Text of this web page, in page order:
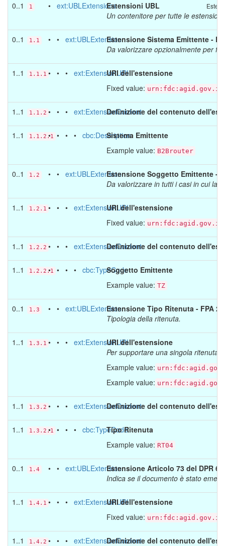
0..1 1 • ext:UBLExtensionsEstensioni UBL
Un contenitore per tutte le
0..1 1.1 • • ext:UBLExtensionEstensione Sistema Emittente -
Da valorizzare opzionalmente per
1..1 1.1.1 • • • ext:ExtensionURIURI dell'estensione
Fixed value:
1..1 1.1.2 • • • ext:ExtensionContent
Definizione del contenuto
1..1 1.1.2.1• • • • cbc:DescriptionSistema Emittente
Example value: B2Brouter
0..1 1.2 • • ext:UBLExtensionEstensione Soggetto Emittente -
Da valorizzare in tutti i casi in cui la
1..1 1.2.1 • • • ext:ExtensionURIURI dell'estensione
Fixed value:
1..1 1.2.2 • • • ext:ExtensionContent
Definizione del contenuto
1..1 1.2.2.1• • • • cbc:TypeCodeSoggetto Emittente
Example value: TZ
0..1 1.3 • • ext:UBLExtensionEstensione Tipo Ritenuta - FPA
Tipologia della ritenuta.
1..1 1.3.1 • • • ext:ExtensionURIURI dell'estensione
Per supportare una singola ritenuta
Example value:
Example value:
1..1 1.3.2 • • • ext:ExtensionContent
Definizione del contenuto
1..1 1.3.2.1• • • • cbc:TypeCodeTipo Ritenuta
Example value: RT04
0..1 1.4 • • ext:UBLExtensionEstensione Articolo 73 del DPR
Indica se il documento è stato
1..1 1.4.1 • • • ext:ExtensionURIURI dell'estensione
Fixed value:
1..1 1.4.2 • • • ext:ExtensionContent
Definizione del contenuto